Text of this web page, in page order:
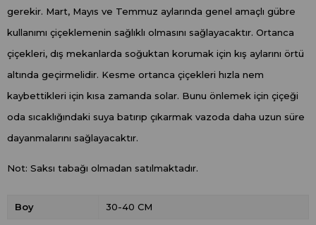
gerekir. Mart, Mayıs ve Temmuz aylarında genel amaçlı gübre
kullanımı çiçeklemenin sağlıklı olmasını sağlayacaktır. Ortanca
çiçekleri, dış mekanlarda soğuktan korumak için kış aylarını örtü
altında geçirmelidir. Kesme ortanca çiçekleri hızla nem
kaybettikleri için kısa zamanda solar. Bunu önlemek için çiçeği
oda sıcaklığındaki suya batırıp çıkarmak vazoda daha uzun süre
dayanmalarını sağlayacaktır.
Not: Saksı tabağı olmadan satılmaktadır.
Boy 30-40 CM